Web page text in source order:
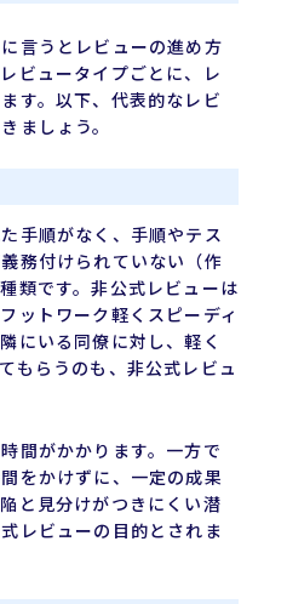
言うとレビューの進め方
ビュータイプごとに、レ
す。以下、代表的なレビ
ましょう。
手順がなく、手順やテス
務付けられていない（作
類です。非公式レビューは
ットワーク軽くスピーディ
にいる同僚に対し、軽く
もらうのも、非公式レビュ
間がかかります。一方で
をかけずに、一定の成果
と見分けがつきにくい潜
レビューの目的とされま